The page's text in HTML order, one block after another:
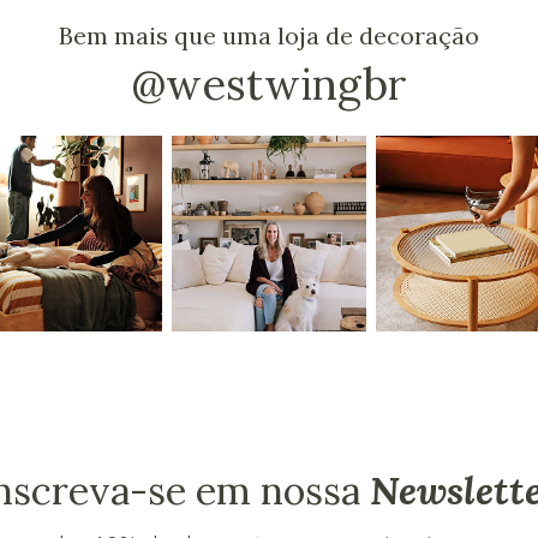
Bem mais que uma loja de decoração
@westwingbr
se em nossa